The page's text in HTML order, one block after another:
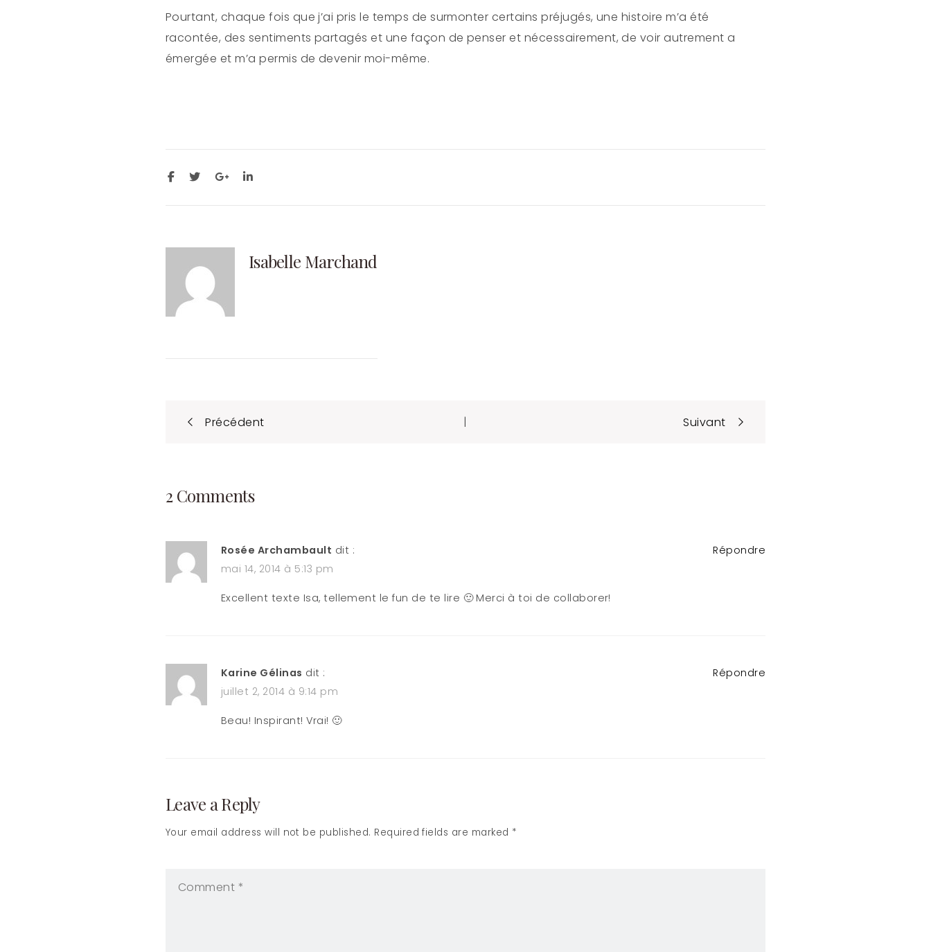
Pourtant, chaque fois que j’ai pris le temps de surmonter certains préjugés, une histoire m’a été
racontée, des sentiments partagés et une façon de penser et nécessairement, de voir autrement a
émergée et m’a permis de devenir moi-même.
Isabelle Marchand
Post
navigation
Précédent | Suivant
2 Comments
Rosée Archambault dit :
mai 14, 2014 à 5:13 pm
Excellent texte Isa, tellement le fun de te lire 🙂 Merci à toi de collaborer!
Répondre
Karine Gélinas dit :
juillet 2, 2014 à 9:14 pm
Beau! Inspirant! Vrai! 🙂
Répondre
Leave a Reply
Your email address will not be published. Required fields are marked *